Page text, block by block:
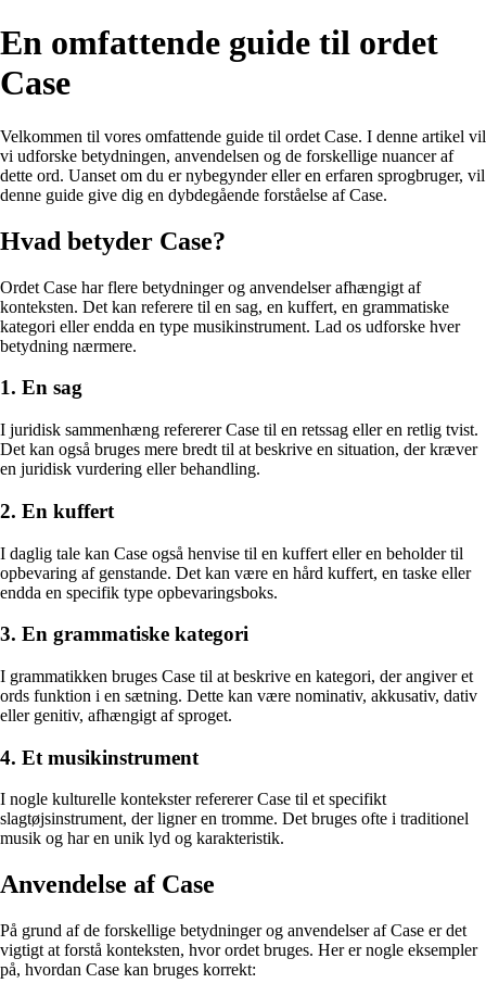
En omfattende guide til ordet
Case
Velkommen til vores omfattende guide til ordet Case. I denne artikel vil
vi udforske betydningen, anvendelsen og de forskellige nuancer af
dette ord. Uanset om du er nybegynder eller en erfaren sprogbruger, vil
denne guide give dig en dybdegående forståelse af Case.
Hvad betyder Case?
Ordet Case har flere betydninger og anvendelser afhængigt af
konteksten. Det kan referere til en sag, en kuffert, en grammatiske
kategori eller endda en type musikinstrument. Lad os udforske hver
betydning nærmere.
1. En sag
I juridisk sammenhæng refererer Case til en retssag eller en retlig tvist.
Det kan også bruges mere bredt til at beskrive en situation, der kræver
en juridisk vurdering eller behandling.
2. En kuffert
I daglig tale kan Case også henvise til en kuffert eller en beholder til
opbevaring af genstande. Det kan være en hård kuffert, en taske eller
endda en specifik type opbevaringsboks.
3. En grammatiske kategori
I grammatikken bruges Case til at beskrive en kategori, der angiver et
ords funktion i en sætning. Dette kan være nominativ, akkusativ, dativ
eller genitiv, afhængigt af sproget.
4. Et musikinstrument
I nogle kulturelle kontekster refererer Case til et specifikt
slagtøjsinstrument, der ligner en tromme. Det bruges ofte i traditionel
musik og har en unik lyd og karakteristik.
Anvendelse af Case
På grund af de forskellige betydninger og anvendelser af Case er det
vigtigt at forstå konteksten, hvor ordet bruges. Her er nogle eksempler
på, hvordan Case kan bruges korrekt: